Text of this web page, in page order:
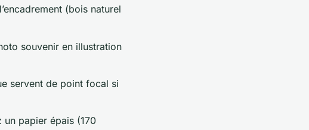
(bois naturel
souvenir en illustration
servent de point focal si
papier épais (170